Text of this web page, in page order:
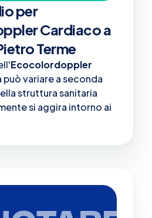
per
Cardiaco a
Terme
Ecocolordoppler
può variare a seconda
struttura sanitaria
si aggira intorno ai